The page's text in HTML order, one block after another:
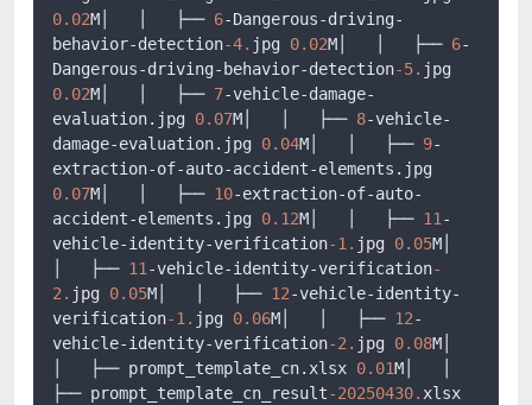
0.02M│   │   ├── 6-Dangerous-driving-
behavior-detection-4. jpg 0.02M│   │   ├── 6-
Dangerous-driving-behavior-detection-5.
0.02M│   │   ├── 7-vehicle-damage-
evaluation.jpg 0.07M│   │   ├── 8-vehicle-
damage-evaluation.jpg 0.04M│   │   ├── 9-
0.07M│   │   ├── 10-extraction-of-auto-
accident-elements.jpg 0.12M│   │   ├── 11-
vehicle-identity-verification-1. jpg 0.05M│
│   ├── 11-vehicle-identity-verification-
2. jpg 0.05M│   │   ├── 12-vehicle-identity-
verification-1. jpg 0.06M│   │   ├── 12-
vehicle-identity-verification-2. jpg 0.08M│
│   ├── prompt_template_cn.xlsx 0.01M│   │
├── prompt_template_cn_result-20250430.